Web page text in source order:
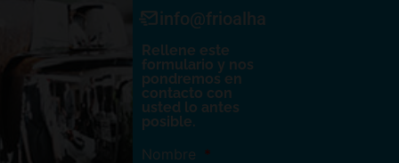
info@frioalhambra.com
Rellene este
formulario y nos
pondremos en
contacto con
usted lo antes
posible.
Nombre